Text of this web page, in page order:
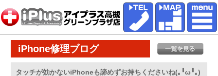
iPhone修理ブログ
タッチが効かないiPhoneも諦めずお持ちくださいね(｡╹ω╹｡)